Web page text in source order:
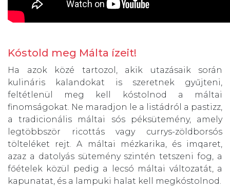
Kóstold meg Málta ízeit!
Ha azok közé tartozol, akik utazásaik során
kulináris kalandokat is szeretnek gyűjteni,
feltétlenül meg kell kóstolnod a máltai
finomságokat. Ne maradjon le a listádról a pastizz,
a tradicionális máltai sós péksütemény, amely
legtöbbször ricottás vagy currys-zöldborsós
tölteléket rejt. A máltai mézkarika, és imqaret,
azaz a datolyás sütemény szintén tetszeni fog, a
főételek közül pedig a lecsó máltai változatát, a
kapunatat, és a lampuki halat kell megkóstolnod.